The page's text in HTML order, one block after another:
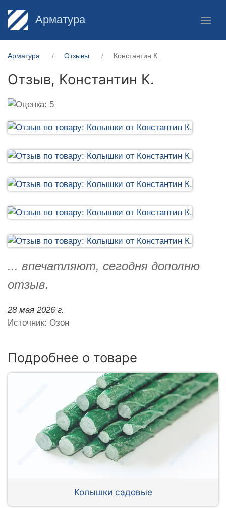
Арматура
Арматура Отзывы Константин К.
Отзыв, Константин К.
... впечатляют, сегодня дополню
отзыв.
28 мая 2026 г.
Источник: Озон
Подробнее о товаре
Колышки садовые